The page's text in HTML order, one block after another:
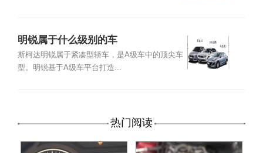
明锐属于什么级别的车
斯柯达明锐属于紧凑型轿车，是A级车中的顶尖车
型。明锐基于A级车平台打造...
热门阅读